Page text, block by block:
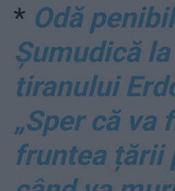
* Odă
Șumudică
tiranului
„Sper că va
fruntea țării